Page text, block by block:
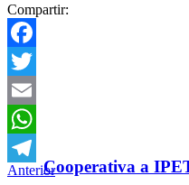
Cooperativa a
Compartir:
Facebook
Twitter
Email
WhatsApp
Telegram
Anterior